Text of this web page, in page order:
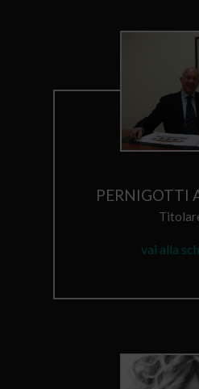
PERNIGOTTI
vai alla